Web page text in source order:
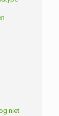
niet